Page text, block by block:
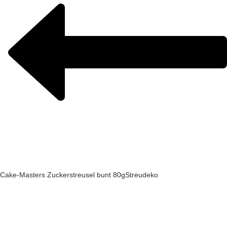
Cake-Masters Zuckerstreusel bunt 80gStreudeko